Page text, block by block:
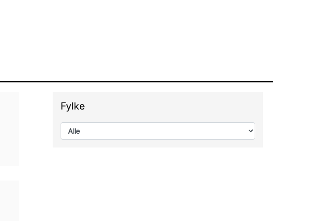
Fylke